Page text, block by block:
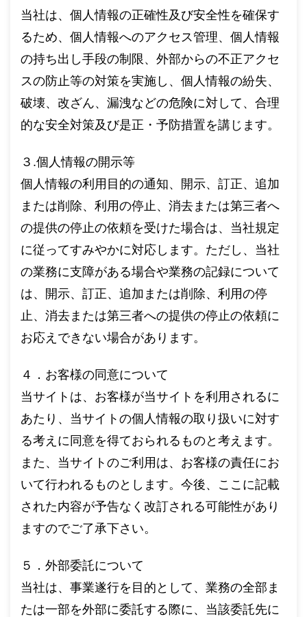
当社は、個人情報の正確性及び安全性を確保す
るため、個人情報へのアクセス管理、個人情報
の持ち出し手段の制限、外部からの不正アクセ
スの防止等の対策を実施し、個人情報の紛失、
破壊、改ざん、漏洩などの危険に対して、合理
的な安全対策及び是正・予防措置を講じます。
３.個人情報の開示等
個人情報の利用目的の通知、開示、訂正、追加
または削除、利用の停止、消去または第三者へ
の提供の停止の依頼を受けた場合は、当社規定
に従ってすみやかに対応します。ただし、当社
の業務に支障がある場合や業務の記録について
は、開示、訂正、追加または削除、利用の停
止、消去または第三者への提供の停止の依頼に
お応えできない場合があります。
４．お客様の同意について
当サイトは、お客様が当サイトを利用されるに
あたり、当サイトの個人情報の取り扱いに対す
る考えに同意を得ておられるものと考えます。
また、当サイトのご利用は、お客様の責任にお
いて行われるものとします。今後、ここに記載
された内容が予告なく改訂される可能性があり
ますのでご了承下さい。
５．外部委託について
当社は、事業遂行を目的として、業務の全部ま
たは一部を外部に委託する際に、当該委託先に